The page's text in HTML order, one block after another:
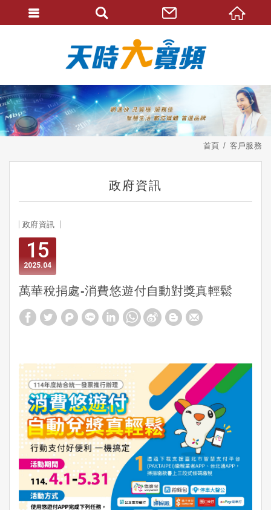
首頁 客戶服務
政府資訊
政府資訊
15
04
2025
萬華稅捐處-消費悠遊付自動對獎真輕鬆